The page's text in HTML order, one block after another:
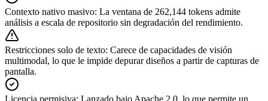
Contexto nativo masivo: La ventana de 262,144 tokens admite
análisis a escala de repositorio sin degradación del rendimiento.
Restricciones solo de texto: Carece de capacidades de visión
multimodal, lo que le impide depurar diseños a partir de capturas de
pantalla.
Licencia permisiva: Lanzado bajo Apache 2.0, lo que permite un